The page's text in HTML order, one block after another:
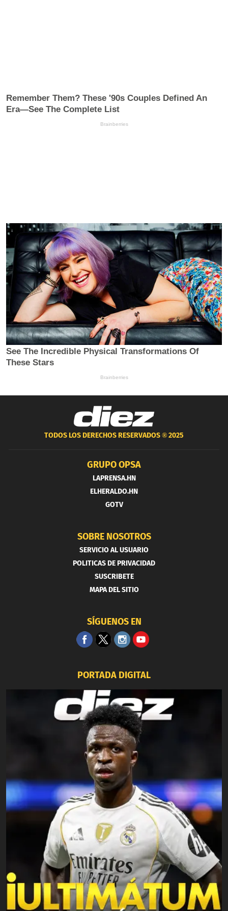
TODOS LOS DERECHOS RESERVADOS ®2025
GRUPO OPSA
LAPRENSA.HN
ELHERALDO.HN
GOTV
SOBRE NOSOTROS
SERVICIO AL USUARIO
POLITICAS DE PRIVACIDAD
SUSCRIBETE
MAPA DEL SITIO
SÍGUENOS EN
PORTADA DIGITAL